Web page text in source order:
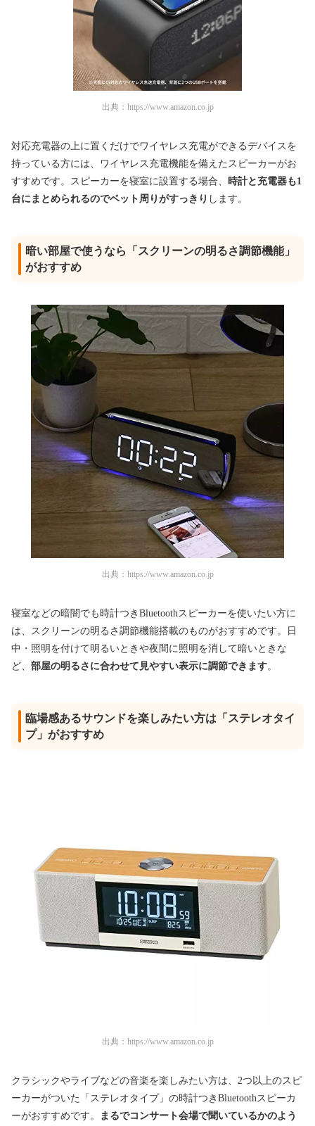
出典： https://www.amazon.co.jp
対応充電器の上に置くだけでワイヤレス充電ができるデバイスを
持っている方には、ワイヤレス充電機能を備えたスピーカーがお
すすめです。スピーカーを寝室に設置する場合、 時計と充電器も1
台にまとめられるのでベット周りがすっきり します。
暗い部屋で使うなら「スクリーンの明るさ調節機能」
がおすすめ
出典： https://www.amazon.co.jp
寝室などの暗闇でも時計つきBluetoothスピーカーを使いたい方に
は、スクリーンの明るさ調節機能搭載のものがおすすめです。日
中・照明を付けて明るいときや夜間に照明を消して暗いときな
ど、 部屋の明るさに合わせて見やすい表示に調節できます。
臨場感あるサウンドを楽しみたい方は「ステレオタイ
プ」がおすすめ
出典： https://www.amazon.co.jp
クラシックやライブなどの音楽を楽しみたい方は、2つ以上のスピ
ーカーがついた「ステレオタイプ」の時計つきBluetoothスピーカ
ーがおすすめです。
まるでコンサート会場で聞いているかのよう